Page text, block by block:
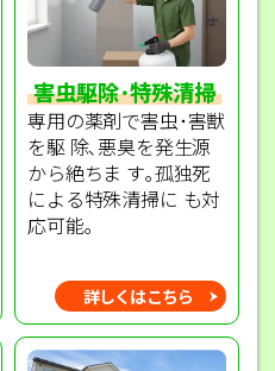
害虫駆除･特殊清掃
専用の薬剤で害虫･害獣
を駆 除､悪臭を発生源
から絶ちま す｡孤独死
による特殊清掃に も対
応可能｡
詳しくはこちら